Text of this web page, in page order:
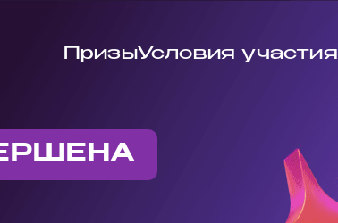
ПризыУсловия участия